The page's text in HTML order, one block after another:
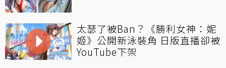
太瑟了被Ban？《勝利女神：妮
姬》公開新泳裝角 日版直播卻被
YouTube下架